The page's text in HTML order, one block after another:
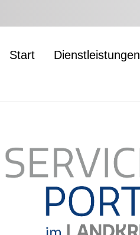
Start Dienstleistungen